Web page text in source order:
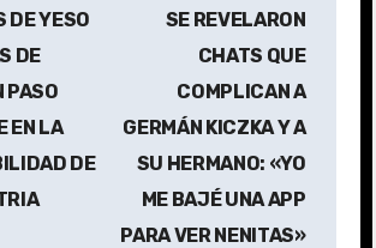
DE YESO
DE
PASO
EN LA
DE
SE REVELARON
CHATS QUE
COMPLICAN A
GERMÁN KICZKA Y A
SU HERMANO: «YO
ME BAJÉ UNA APP
PARA VER NENITAS»